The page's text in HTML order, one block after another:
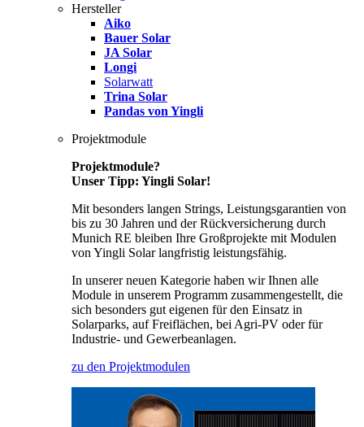
Hersteller
Aiko
Bauer Solar
JA Solar
Longi
Solarwatt
Trina Solar
Pandas von Yingli
Projektmodule
Projektmodule?
Unser Tipp: Yingli Solar!
Mit besonders langen Strings, Leistungsgarantien von
bis zu 30 Jahren und der Rückversicherung durch
Munich RE bleiben Ihre Großprojekte mit Modulen
von Yingli Solar langfristig leistungsfähig.
In unserer neuen Kategorie haben wir Ihnen alle
Module in unserem Programm zusammengestellt, die
sich besonders gut eigenen für den Einsatz in
Solarparks, auf Freiflächen, bei Agri-PV oder für
Industrie- und Gewerbeanlagen.
zu den Projektmodulen